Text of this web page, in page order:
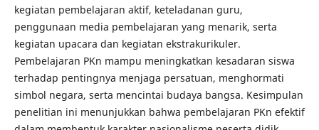
kegiatan pembelajaran aktif, keteladanan guru,
penggunaan media pembelajaran yang menarik, serta
kegiatan upacara dan kegiatan ekstrakurikuler.
Pembelajaran PKn mampu meningkatkan kesadaran siswa
terhadap pentingnya menjaga persatuan, menghormati
simbol negara, serta mencintai budaya bangsa. Kesimpulan
penelitian ini menunjukkan bahwa pembelajaran PKn efektif